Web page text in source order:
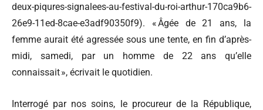
deux-piqures-signalees-au-festival-du-roi-arthur-170ca9b6-
26e9-11ed-8cae-e3adf90350f9). « Âgée de 21 ans, la
femme aurait été agressée sous une tente, en fin d’après-
midi, samedi, par un homme de 22 ans qu’elle
connaissait », écrivait le quotidien.
Interrogé par nos soins, le procureur de la République,